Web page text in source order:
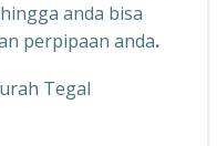
anda bisa
perpipaan anda.